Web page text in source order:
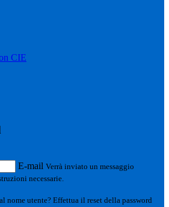
CIE
E-mail Verrà inviato un messaggio
necessarie.
nome utente? Effettua il reset della password